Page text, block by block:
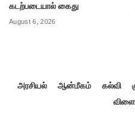
கடற்படையால் கைது
August 6, 2026
அரசியல் ஆன்மீகம் கல்வி